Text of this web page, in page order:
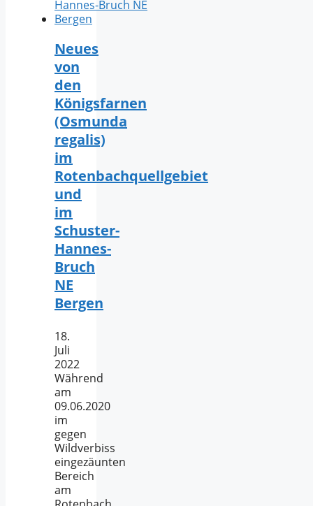
Neues
von
den
Königsfarnen
(Osmunda
regalis)
im
Rotenbachquellgebiet
und
im
Schuster-
Hannes-
Bruch
NE
Bergen
18.
Juli
2022
Während
am
09.06.2020
im
gegen
Wildverbiss
eingezäunten
Bereich
am